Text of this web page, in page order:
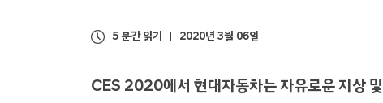
5 분간 읽기 2020년 3월 06일
CES 2020에서 현대자동차는 자유로운 지상